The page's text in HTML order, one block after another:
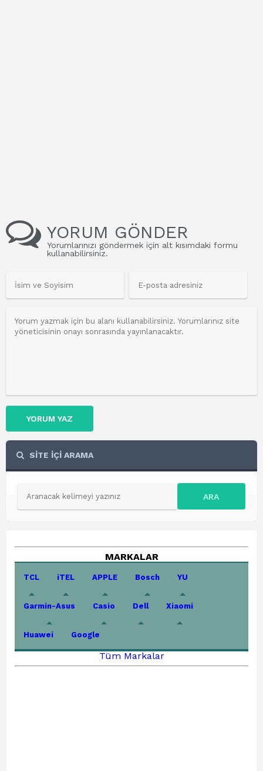
YORUM GÖNDER
Yorumlarınızı göndermek için alt kısımdaki formu
kullanabilirsiniz.
YORUM YAZ
SİTE İÇİ ARAMA
ARA
MARKALAR
TCL iTEL APPLE Bosch YU
Garmin-Asus Casio Dell Xiaomi
Huawei Google
Tüm Markalar